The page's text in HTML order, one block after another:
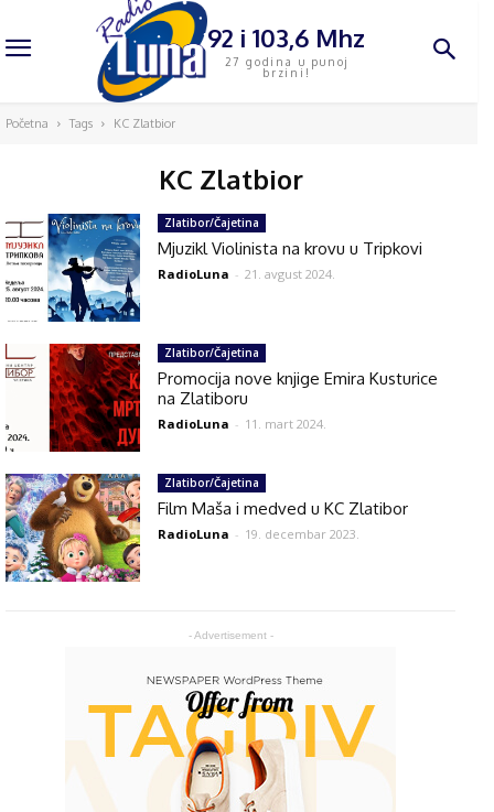
92 i 103,6 Mhz
27 godina u punoj
brzini!
Početna Tags KC Zlatbior
KC Zlatbior
- Advertisement -
Zlatibor/Čajetina
Mjuzikl Violinista na krovu u Tripkovi
RadioLuna - 21. avgust 2024.
Zlatibor/Čajetina
Promocija nove knjige Emira Kusturice
na Zlatiboru
RadioLuna - 11. mart 2024.
Zlatibor/Čajetina
Film Maša i medved u KC Zlatibor
RadioLuna - 19. decembar 2023.